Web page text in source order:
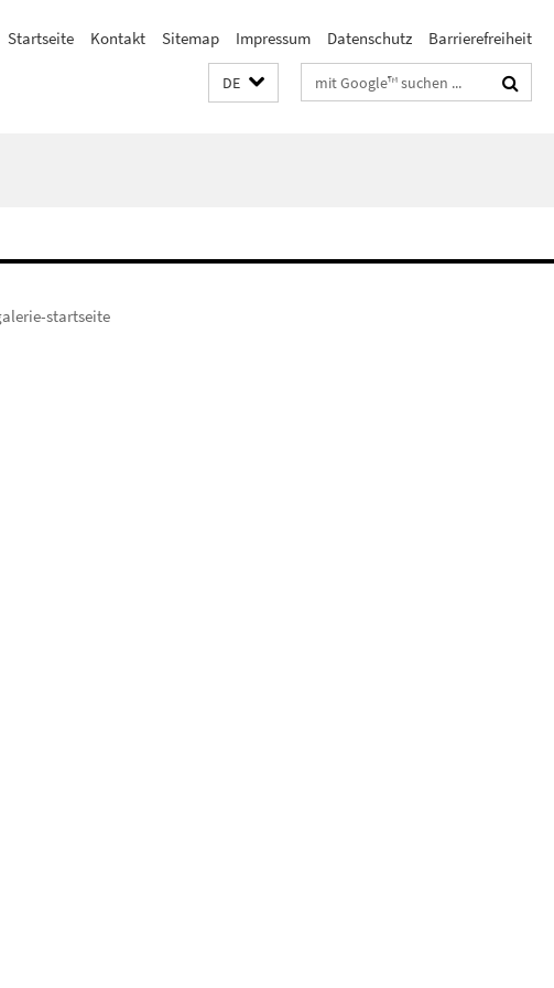
Startseite Kontakt Sitemap Impressum Datenschutz Barrierefreiheit
DE Suchbegriffe
startseite